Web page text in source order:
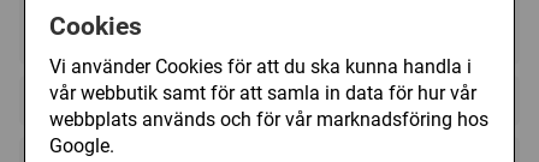
Cookies
Vi använder Cookies för att du ska kunna handla i
vår webbutik samt för att samla in data för hur vår
webbplats används och för vår marknadsföring hos
Google.
Regelspråk: